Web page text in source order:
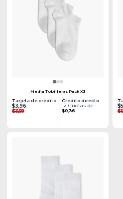
Media Tobilleras Pack X3
Tarjeta de crédito
$3,96
$3,99
Crédito directo
12 Cuotas de
$0,36